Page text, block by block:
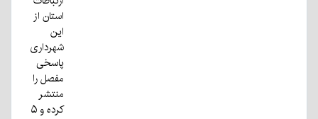
استان از
این
شهرداری
پاسخی
مفصل را
منتشر
کرده و ۵